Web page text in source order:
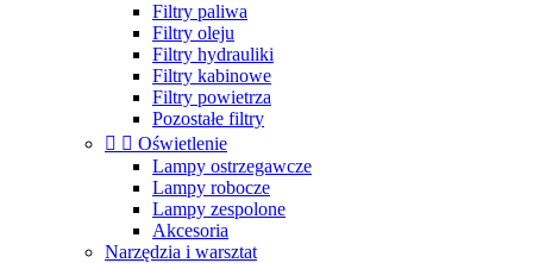
Filtry paliwa
Filtry oleju
Filtry hydrauliki
Filtry kabinowe
Filtry powietrza
Pozostałe filtry
  Oświetlenie
Lampy ostrzegawcze
Lampy robocze
Lampy zespolone
Akcesoria
Narzędzia i warsztat